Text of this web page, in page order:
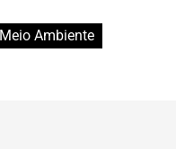
Meio Ambiente